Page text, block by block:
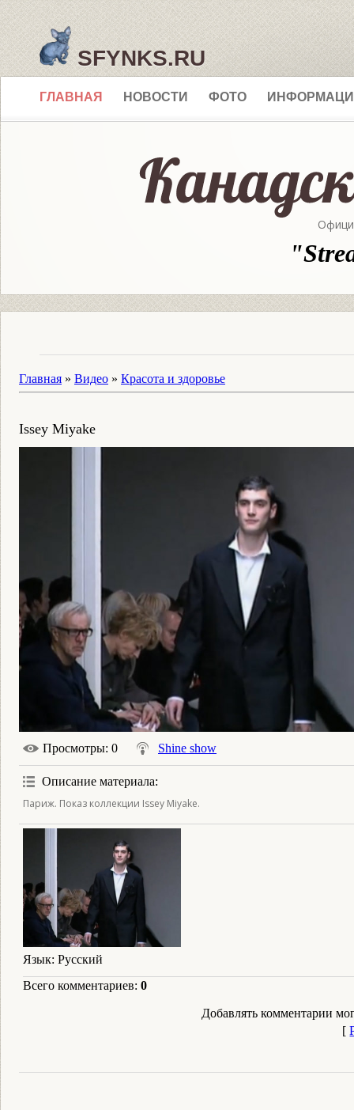
SFYNKS.RU
ГЛАВНАЯ НОВОСТИ ФОТО
Главная » Видео » Красота и здоровье
Issey Miyake
Просмотры: 0 Shine show
Описание материала:
Париж. Показ коллекции Issey Miyake.
Язык: Русский
Всего комментариев: 0
Добавлять комментарии
[